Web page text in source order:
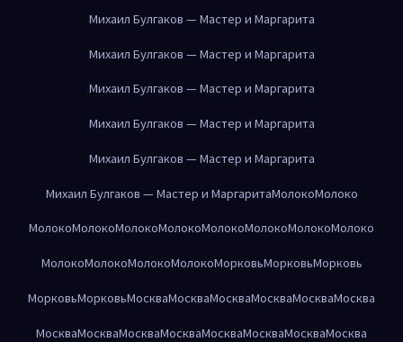
Михаил Булгаков — Мастер и Маргарита
Михаил Булгаков — Мастер и Маргарита
Михаил Булгаков — Мастер и Маргарита
Михаил Булгаков — Мастер и Маргарита
Михаил Булгаков — Мастер и Маргарита
Михаил Булгаков — Мастер и МаргаритаМолокоМолоко
МолокоМолокоМолокоМолокоМолокоМолокоМолокоМолоко
МолокоМолокоМолокоМолокоМорковьМорковьМорковь
МорковьМорковьМоскваМоскваМоскваМоскваМоскваМосква
МоскваМоскваМоскваМоскваМоскваМоскваМоскваМосква